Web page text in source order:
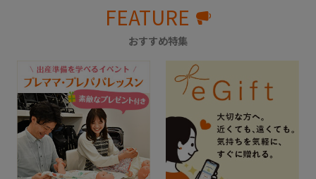
FEATURE
おすすめ特集